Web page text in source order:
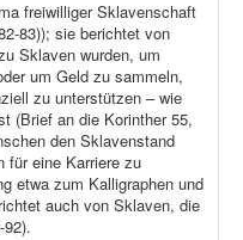
freiwilliger Sklavenschaft
83)); sie berichtet von
Sklaven wurden, um
um Geld zu sammeln,
zu unterstützen – wie
(Brief an die Korinther 55,
den Sklavenstand
für eine Karriere zu
etwa zum Kalligraphen und
auch von Sklaven, die